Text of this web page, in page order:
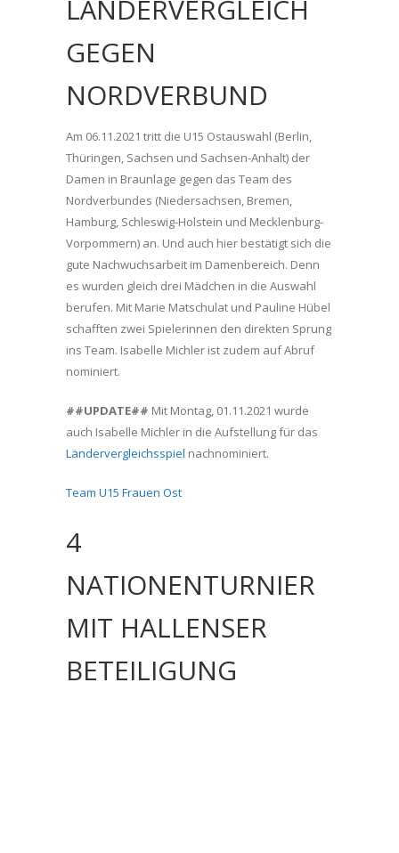
LÄNDERVERGLEICH
GEGEN
NORDVERBUND
Am 06.11.2021 tritt die U15 Ostauswahl (Berlin,
Thüringen, Sachsen und Sachsen-Anhalt) der
Damen in Braunlage gegen das Team des
Nordverbundes (Niedersachsen, Bremen,
Hamburg, Schleswig-Holstein und Mecklenburg-
Vorpommern) an. Und auch hier bestätigt sich die
gute Nachwuchsarbeit im Damenbereich. Denn
es wurden gleich drei Mädchen in die Auswahl
berufen. Mit Marie Matschulat und Pauline Hübel
schafften zwei Spielerinnen den direkten Sprung
ins Team. Isabelle Michler ist zudem auf Abruf
nominiert.
##UPDATE## Mit Montag, 01.11.2021 wurde
auch Isabelle Michler in die Aufstellung für das
Ländervergleichsspiel nachnominiert.
Team U15 Frauen Ost
4
NATIONENTURNIER
MIT HALLENSER
BETEILIGUNG